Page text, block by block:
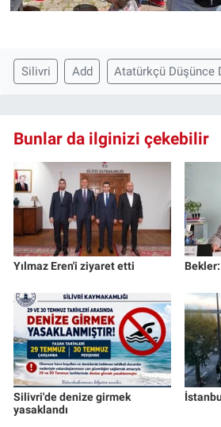
Silivri Add Atatürkçü Düşünce
Bunlar da ilginizi çekebilir
Yılmaz Eren'i ziyaret etti
Silivri'de denize girmek
yasaklandı